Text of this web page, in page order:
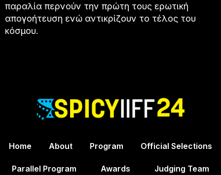
παραλία περνούν την πρώτη τους ερωτική
απογοήτευση ενώ αντικρίζουν το τέλος του
κόσμου.
Home About Program Official Selections
Parallel Program Awards Judging Team